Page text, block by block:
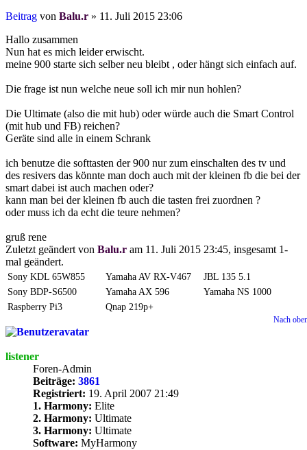
Beitrag von Balu.r » 11. Juli 2015 23:06
Hallo zusammen
Nun hat es mich leider erwischt.
meine 900 starte sich selber neu bleibt , oder hängt sich einfach auf.
Die frage ist nun welche neue soll ich mir nun hohlen?
Die Ultimate (also die mit hub) oder würde auch die Smart Control
(mit hub und FB) reichen?
Geräte sind alle in einem Schrank
ich benutze die softtasten der 900 nur zum einschalten des tv und
des resivers das könnte man doch auch mit der kleinen fb die bei der
smart dabei ist auch machen oder?
kann man bei der kleinen fb auch die tasten frei zuordnen ?
oder muss ich da echt die teure nehmen?
gruß rene
Zuletzt geändert von Balu.r am 11. Juli 2015 23:45, insgesamt 1-
mal geändert.
Sony KDL 65W855 Yamaha AV RX-V467
JBL 135 5.1
Sony BDP-S6500
Yamaha AX 596
Yamaha NS 1000
Raspberry Pi3
Qnap 219p+
Nach
listener
Foren-Admin
Beiträge: 3861
Registriert: 19. April 2007 21:49
1. Harmony: Elite
2. Harmony: Ultimate
3. Harmony: Ultimate
Software: MyHarmony